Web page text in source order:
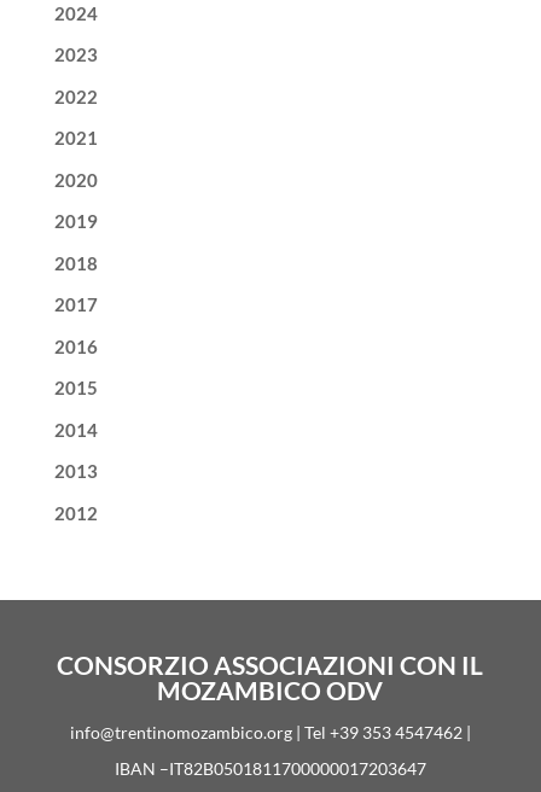
2024
2023
2022
2021
2020
2019
2018
2017
2016
2015
2014
2013
2012
CONSORZIO ASSOCIAZIONI CON IL
MOZAMBICO ODV
info@trentinomozambico.org | Tel +39 353 4547462 |
IBAN –IT82B0501811700000017203647